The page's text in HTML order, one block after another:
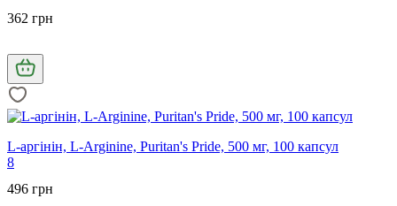
362 грн
L-аргінін, L-Arginine, Puritan's Pride, 500 мг, 100 капсул
8
496 грн